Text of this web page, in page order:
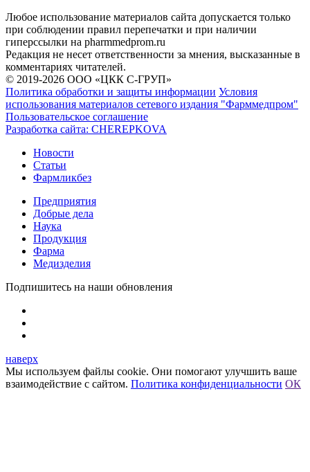
Любое использование материалов сайта допускается только
при соблюдении правил перепечатки и при наличии
гиперссылки на pharmmedprom.ru
Редакция не несет ответственности за мнения, высказанные в
комментариях читателей.
© 2019-2026 ООО «ЦКК С-ГРУП»
Политика обработки и защиты информации Условия
использования материалов сетевого издания "Фарммедпром"
Пользовательское соглашение
Разработка сайта: CHEREPKOVA
Новости
Статьи
Фармликбез
Предприятия
Добрые дела
Наука
Продукция
Фарма
Медизделия
Подпишитесь на наши обновления
наверх
Мы используем файлы cookie. Они помогают улучшить ваше
взаимодействие с сайтом. Политика конфиденциальности ОК